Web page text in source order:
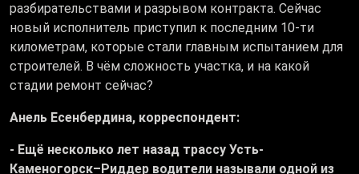
разбирательствами и разрывом контракта. Сейчас
новый исполнитель приступил к последним 10-ти
километрам, которые стали главным испытанием для
строителей. В чём сложность участка, и на какой
стадии ремонт сейчас?
Анель Есенбердина, корреспондент:
- Ещё несколько лет назад трассу Усть-
Каменогорск–Риддер водители называли одной из